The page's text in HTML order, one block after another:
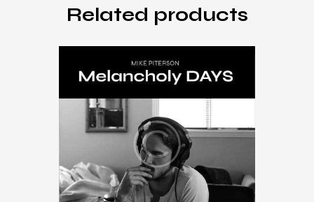
Related products
Music,Songs vinyl
Melancholy Days
49